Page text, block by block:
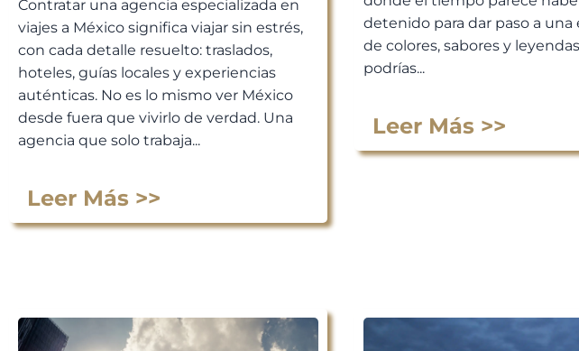
Contratar una agencia especializada en
viajes a México significa viajar sin estrés,
con cada detalle resuelto: traslados,
hoteles, guías locales y experiencias
auténticas. No es lo mismo ver México
desde fuera que vivirlo de verdad. Una
agencia que solo trabaja...
Leer Más >>
detenido para dar paso a una
de colores, sabores y
podrías...
Leer Más >>